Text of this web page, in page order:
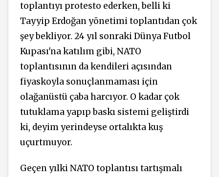
toplantıyı protesto ederken, belli ki
Tayyip Erdoğan yönetimi toplantıdan çok
şey bekliyor. 24 yıl sonraki Dünya Futbol
Kupası'na katılım gibi, NATO
toplantısının da kendileri açısından
fiyaskoyla sonuçlanmaması için
olağanüstü çaba harcıyor. O kadar çok
tutuklama yapıp baskı sistemi geliştirdi
ki, deyim yerindeyse ortalıkta kuş
uçurtmuyor.
Geçen yılki NATO toplantısı tartışmalı